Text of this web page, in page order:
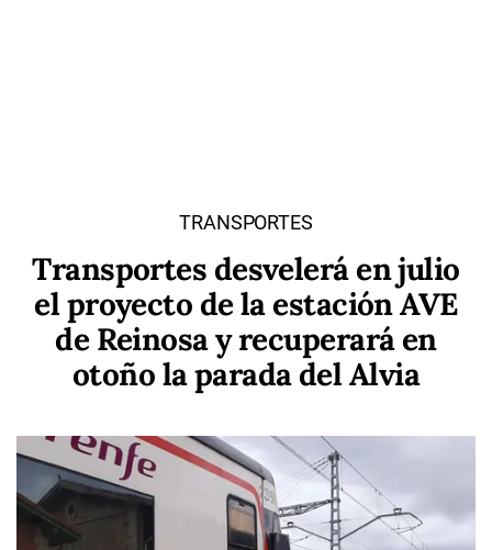
TRANSPORTES
Transportes desvelerá en julio
el proyecto de la estación AVE
de Reinosa y recuperará en
otoño la parada del Alvia